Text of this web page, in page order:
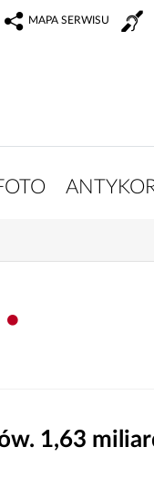
MAPA SERWISU
1,63